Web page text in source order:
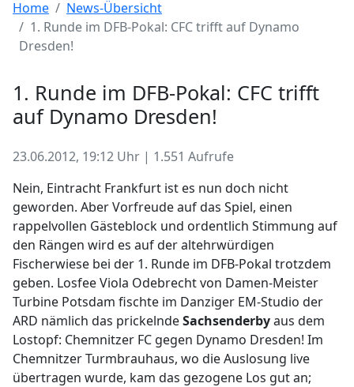
Home
News-Übersicht
1. Runde im DFB-Pokal: CFC trifft auf Dynamo
Dresden!
1. Runde im DFB-Pokal: CFC trifft
auf Dynamo Dresden!
23.06.2012, 19:12 Uhr | 1.551 Aufrufe
Nein, Eintracht Frankfurt ist es nun doch nicht
geworden. Aber Vorfreude auf das Spiel, einen
rappelvollen Gästeblock und ordentlich Stimmung auf
den Rängen wird es auf der altehrwürdigen
Fischerwiese bei der 1. Runde im DFB-Pokal trotzdem
geben. Losfee Viola Odebrecht von Damen-Meister
Turbine Potsdam fischte im Danziger EM-Studio der
ARD nämlich das prickelndeSachsenderbyaus dem
Lostopf: Chemnitzer FC gegen Dynamo Dresden! Im
Chemnitzer Turmbrauhaus, wo die Auslosung live
übertragen wurde, kam das gezogene Los gut an;